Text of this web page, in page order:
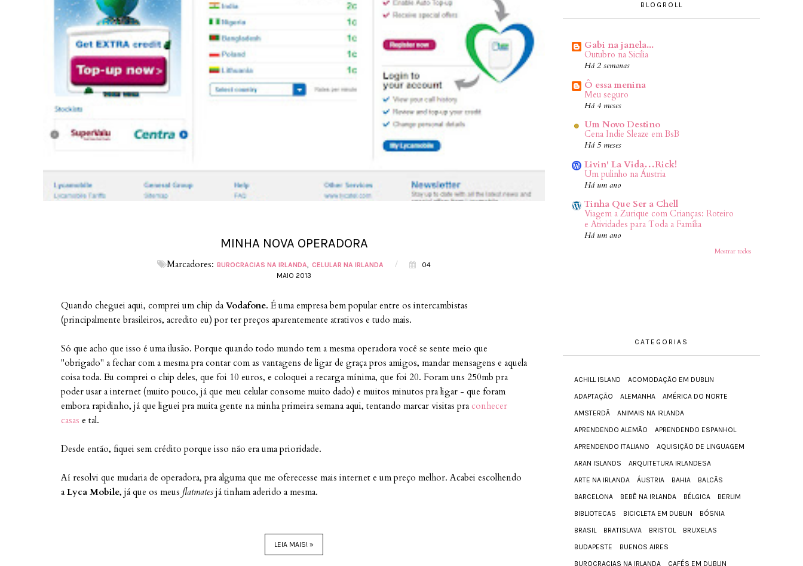
MINHA NOVA OPERADORA
Marcadores: BUROCRACIAS NA IRLANDA CELULAR NA IRLANDA /
04
MAIO 2013
Quando cheguei aqui, comprei um chip da Vodafone. É uma empresa bem popular entre os intercambistas
(principalmente brasileiros, acredito eu) por ter preços aparentemente atrativos e tudo mais.
Só que acho que isso é uma ilusão. Porque quando todo mundo tem a mesma operadora você se sente meio que
"obrigado" a fechar com a mesma pra contar com as vantagens de ligar de graça pros amigos, mandar mensagens e aquela
coisa toda. Eu comprei o chip deles, que foi 10 euros, e coloquei a recarga mínima, que foi 20. Foram uns 250mb pra
poder usar a internet (muito pouco, já que meu celular consome muito dado) e muitos minutos pra ligar - que foram
embora rapidinho, já que liguei pra muita gente na minha primeira semana aqui, tentando marcar visitas pra conhecer
casas e tal.
Desde então, fiquei sem crédito porque isso não era uma prioridade.
Aí resolvi que mudaria de operadora, pra alguma que me oferecesse mais internet e um preço melhor. Acabei escolhendo
a Lyca Mobile, já que os meus flatmates já tinham aderido a mesma.
LEIA MAIS! »
BLOGROLL
Gabi na janela...
Outubro na Sicilia
Há 2 semanas
Ô essa menina
Meu seguro
Há 4 meses
Um Novo Destino
Cena Indie Sleaze em BsB
Há 5 meses
Livin' La Vida…Rick!
Um pulinho na Áustria
Há um ano
Tinha Que Ser a Chell
Viagem a Zurique com Crianças: Roteiro
e Atividades para Toda a Família
Há um ano
Mostrar todos
CATEGORIAS
ACHILL ISLAND
ACOMODAÇÃO EM DUBLIN
ADAPTAÇÃO
ALEMANHA
AMÉRICA DO NORTE
AMSTERDÃ
ANIMAIS NA IRLANDA
APRENDENDO ALEMÃO
APRENDENDO ESPANHOL
APRENDENDO ITALIANO
AQUISIÇÃO DE LINGUAGEM
ARAN ISLANDS
ARQUITETURA IRLANDESA
ARTE NA IRLANDA
ÁUSTRIA BAHIA
BALCÃS
BARCELONA
BEBÊ NA IRLANDA BÉLGICA
BERLIM
BIBLIOTECAS
BICICLETA EM DUBLIN
BÓSNIA
BRASIL
BRATISLAVA BRISTOL
BRUXELAS
BUDAPESTE
BUENOS AIRES
BUROCRACIAS NA IRLANDA
CAFÉS EM DUBLIN